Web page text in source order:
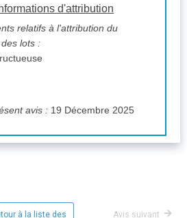
d'attribution
relatifs à l'attribution du
lots :
avis : 19 Décembre 2025
à la liste des
Avis suivant